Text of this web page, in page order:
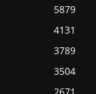
5879
4131
3789
3504